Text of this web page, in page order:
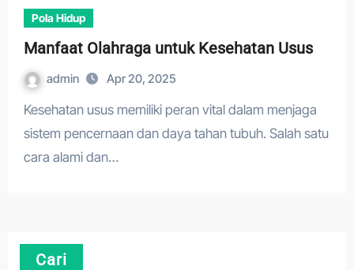
Pola Hidup
Manfaat Olahraga untuk Kesehatan Usus
admin Apr 20, 2025
Kesehatan usus memiliki peran vital dalam menjaga
sistem pencernaan dan daya tahan tubuh. Salah satu
cara alami dan…
Cari